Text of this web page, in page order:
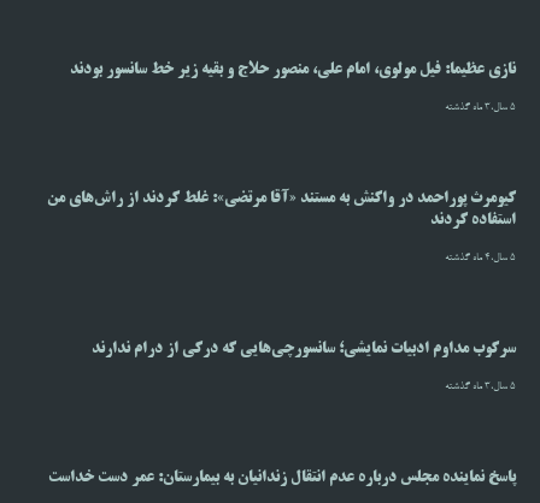
نازی عظیما: فیل مولوی، امام علی، منصور حلاج و بقیه زیر خط سانسور بودند
5 سال،3 ماه گذشته
کیومرث پوراحمد در واکنش به مستند «آقا مرتضی»: غلط کردند از راش‌های من
استفاده کردند
5 سال،4 ماه گذشته
سرکوب مداوم ادبیات نمایشی؛ سانسورچی‌هایی که درکی از درام ندارند
5 سال،3 ماه گذشته
پاسخ نماینده مجلس درباره عدم انتقال زندانیان به بیمارستان: عمر دست خداست